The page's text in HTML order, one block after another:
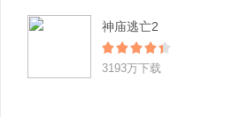
神庙逃亡2
3193万下载